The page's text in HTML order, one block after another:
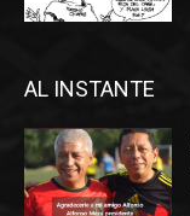
AL INSTANTE